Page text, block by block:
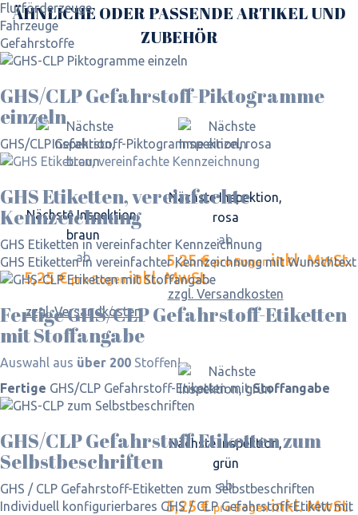
Flurförderzeuge
Fahrzeuge
Gefahrstoffe
GHS/CLP Gefahrstoff-Piktogramme
einzeln
GHS/CLP Gefahrstoff-Piktogramme einzeln
GHS Etiketten, vereinfachte
Kennzeichnung
GHS Etiketten in vereinfachter Kennzeichnung
GHS Etiketten in vereinfachter Kennzeichnung mit Wunschtext
Fertige GHS/CLP Gefahrstoff-Etiketten
mit Stoffangabe
Auswahl aus über 200 Stoffen!
Fertige GHS/CLP Gefahrstoff-Etiketten mitStoffangabe
GHS/CLP Gefahrstoff-Etiketten zum
Selbst­beschriften
GHS / CLP Gefahrstoff-Etiketten zum Selbstbeschriften
Individuell konfigurierbares GHS / CLP Gefahrstoff-Etikett mit
ÄHNLICHE ODER PASSENDE ARTIKEL UND
ZUBEHÖR
Nächste Inspektion,
braun
ab
5,25 €pro Bogeninkl. MwSt.
zzgl. Versandkosten
Nächste Inspektion,
rosa
ab
5,25 €pro Bogeninkl. MwSt.
zzgl. Versandkosten
Nächste Inspektion,
grün
ab
5,25 €pro Bogeninkl. MwSt.